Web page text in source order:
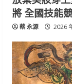
將 全國技能
蔡 永源 2026